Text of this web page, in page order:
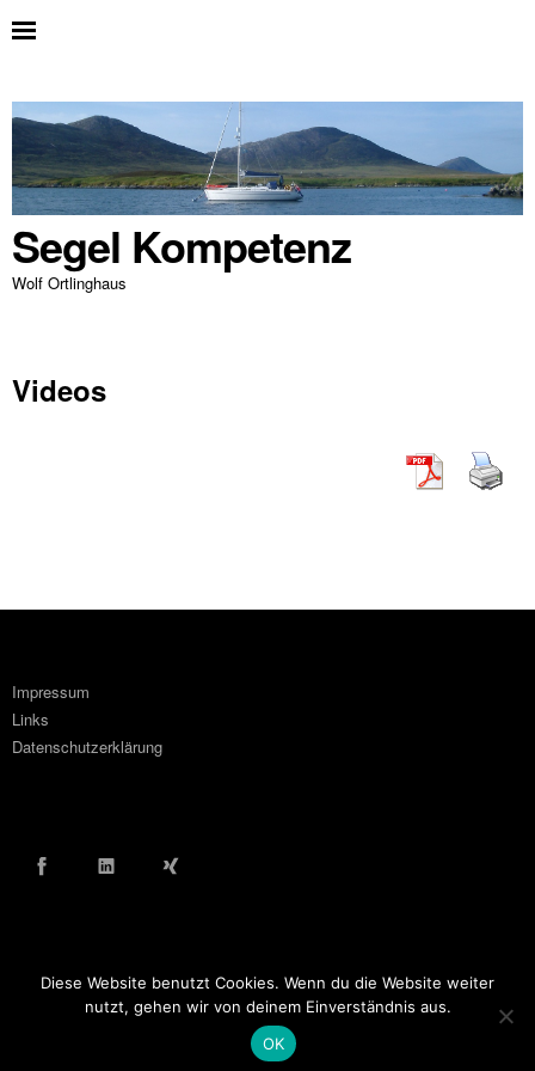
Segel Kompetenz
Wolf Ortlinghaus
Videos
Impressum
Links
Datenschutzerklärung
© COPYRIGHT WOLF ORTLINGHAUS 2016
Diese Website benutzt Cookies. Wenn du die Website weiter
nutzt, gehen wir von deinem Einverständnis aus.
OK